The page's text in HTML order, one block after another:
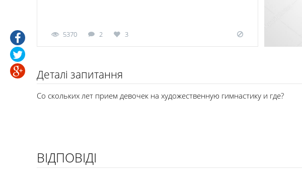
5370 2 3
Деталі запитання
Со скольких лет прием девочек на художественную гимнастику и где?
ВІДПОВІДІ